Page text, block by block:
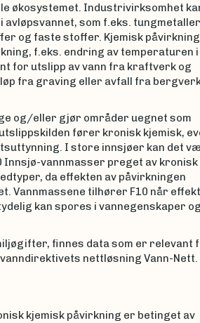
økosystemet. Industrivirksomhet
som f.eks.
og faste stoffer. Kjemisk påvirkning
f.eks. endring av temperaturen i
for utslipp av vann fra kraftverk og
fra graving eller avfall fra
og/eller gjør områder uegnet som
fører kronisk kjemisk,
I store innsjøer kan det
Innsjø-vannmasser preget av kronisk
da effekten av påvirkningen
Vannmassene tilhører F10 når
kan spores i vannegenskaper og
finnes data som er relevant
nettløsning Vann-Nett.
kjemisk påvirkning er betinget av